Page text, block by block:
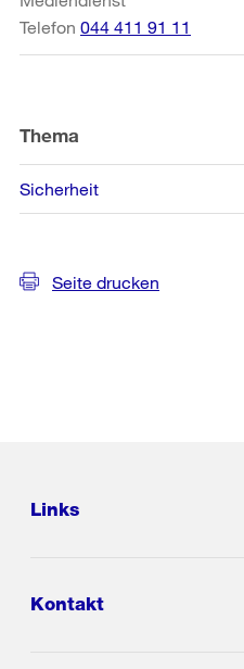
Telefon 044 411 91 11
Thema
Sicherheit
Seite drucken
Links
Kontakt